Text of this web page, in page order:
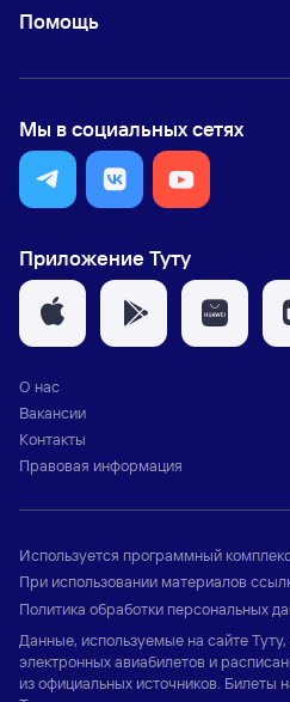
Помощь
Мы в социальных сетях
Приложение Туту
О нас
Вакансии
Контакты
Правовая информация
Используется программный
При использовании материалов
Политика обработки персональных
Данные, используемые на сайте
электронных авиабилетов и
из официальных источников. Билеты